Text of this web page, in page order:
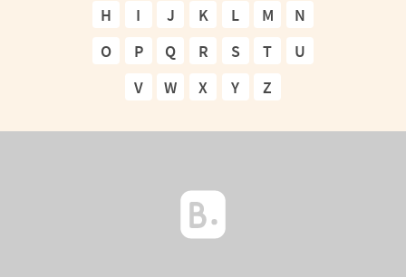
H
I J K L M
N
O
P Q R S T
U
V
W X Y Z